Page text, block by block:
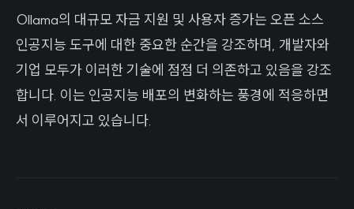
Ollama의 대규모 자금 지원 및 사용자 증가는 오픈 소스
인공지능 도구에 대한 중요한 순간을 강조하며, 개발자와
기업 모두가 이러한 기술에 점점 더 의존하고 있음을 강조
합니다. 이는 인공지능 배포의 변화하는 풍경에 적응하면
서 이루어지고 있습니다.